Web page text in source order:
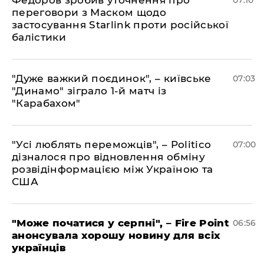
переговори з Маском щодо
застосування Starlink проти російської
балістики
"Дуже важкий поєдинок", – київське
"Динамо" зіграло 1-й матч із
"Карабахом"
07:03
"Усі люблять переможців", – Politico
дізналося про відновлення обміну
розвідінформацією між Україною та
США
07:00
"Може початися у серпні", – Fire Point
анонсувала хорошу новину для всіх
українців
06:56